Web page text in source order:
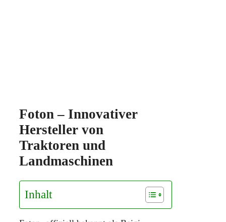
Foton – Innovativer
Hersteller von
Traktoren und
Landmaschinen
Inhalt